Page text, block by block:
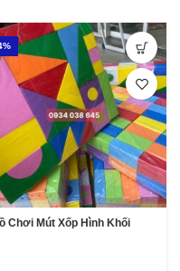
Chơi Mút Xốp Hình Khối